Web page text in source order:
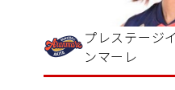
プレステージ
ンマーレ